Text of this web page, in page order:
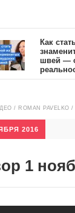
Как стать
швей — от
10557
/ ROMAN PAVELKO /
2016
1